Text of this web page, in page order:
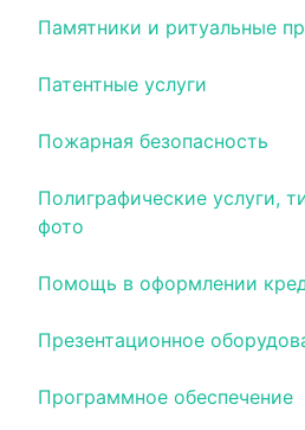
Памятники и ритуальные
Патентные услуги
Пожарная безопасность
Полиграфические услуги,
фото
Помощь в оформлении
Презентационное
Программное обеспечение